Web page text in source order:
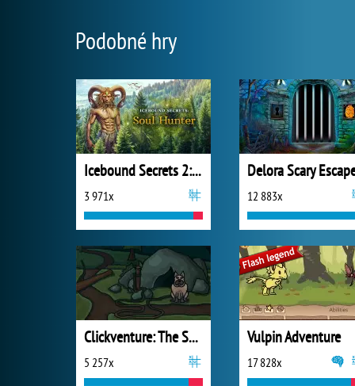
Podobné hry
Icebound Secrets 2: Soul Hunter
3 971x 12 883x
Clickventure: The Secret Beneath
5 257x
Vulpin Adventure
17 828x